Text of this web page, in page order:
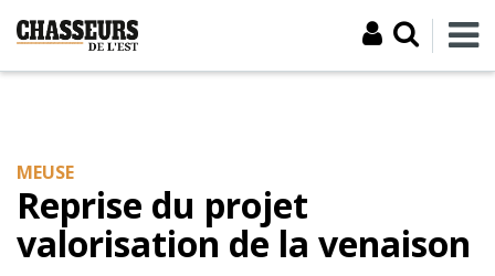
MEUSE
Reprise du projet
valorisation de la venaison